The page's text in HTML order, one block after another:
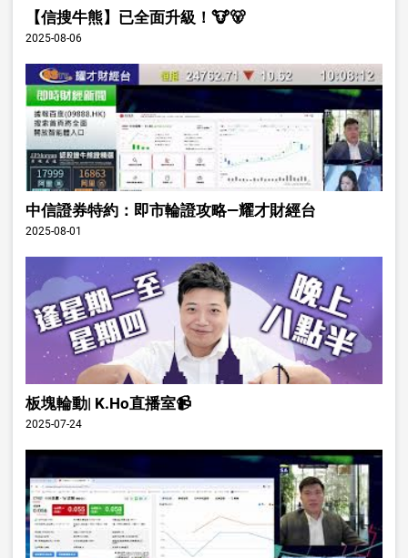
【信搜牛熊】已全面升級！🐮🐻
2025-08-06
中信證券特約：即市輪證攻略—耀才財經台
2025-08-01
板塊輪動| K.Ho直播室📹
2025-07-24